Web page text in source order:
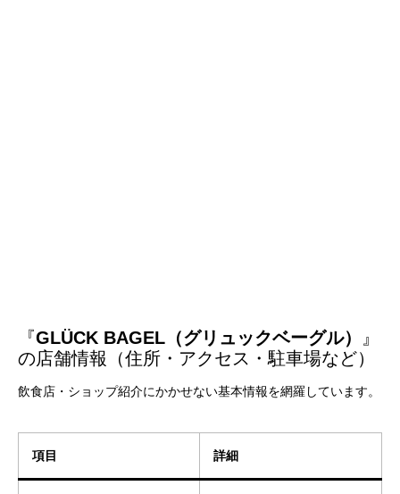
『GLÜCK BAGEL（グリュックベーグル） 』
の店舗情報（住所・アクセス・駐車場など）
飲食店・ショップ紹介にかかせない基本情報を網羅しています。
項目 詳細